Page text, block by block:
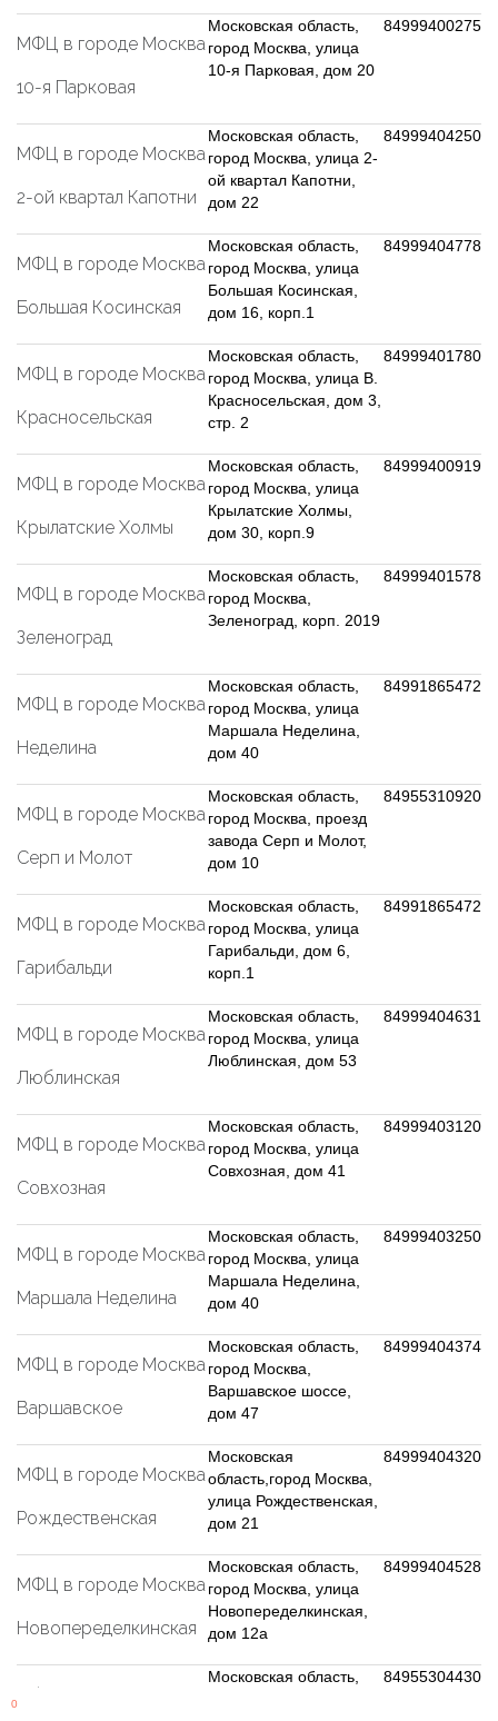
МФЦ в городе Москва
10-я Парковая
Московская область,
город Москва, улица
10-я Парковая, дом 20
84999400275
МФЦ в городе Москва
2-ой квартал Капотни
Московская область,
город Москва, улица 2-
ой квартал Капотни,
дом 22
84999404250
МФЦ в городе Москва
Большая Косинская
Московская область,
город Москва, улица
Большая Косинская,
дом 16, корп.1
84999404778
МФЦ в городе Москва
Красносельская
Московская область,
город Москва, улица В.
Красносельская, дом 3,
стр. 2
84999401780
МФЦ в городе Москва
Крылатские Холмы
Московская область,
город Москва, улица
Крылатские Холмы,
дом 30, корп.9
84999400919
МФЦ в городе Москва
Зеленоград
Московская область,
город Москва,
Зеленоград, корп. 2019
84999401578
МФЦ в городе Москва
Неделина
Московская область,
город Москва, улица
Маршала Неделина,
дом 40
84991865472
МФЦ в городе Москва
Серп и Молот
Московская область,
город Москва, проезд
завода Серп и Молот,
дом 10
84955310920
МФЦ в городе Москва
Гарибальди
Московская область,
город Москва, улица
Гарибальди, дом 6,
корп.1
84991865472
МФЦ в городе Москва
Люблинская
Московская область,
город Москва, улица
Люблинская, дом 53
84999404631
МФЦ в городе Москва
Совхозная
Московская область,
город Москва, улица
Совхозная, дом 41
84999403120
МФЦ в городе Москва
Маршала Неделина
Московская область,
город Москва, улица
Маршала Неделина,
дом 40
84999403250
МФЦ в городе Москва
Варшавское
Московская область,
город Москва,
Варшавское шоссе,
дом 47
84999404374
МФЦ в городе Москва
Рождественская
Московская
область,город Москва,
улица Рождественская,
дом 21
84999404320
МФЦ в городе Москва
Новопеределкинская
Московская область,
город Москва, улица
Новопеределкинская,
дом 12а
84999404528
МФЦ в городе Москва
Московская область,
84955304430
0